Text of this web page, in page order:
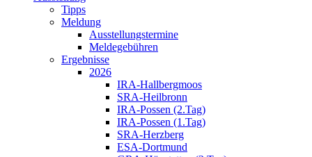
Tipps
Meldung
Ausstellungstermine
Meldegebühren
Ergebnisse
2026
IRA-Hallbergmoos
SRA-Heilbronn
IRA-Possen (2.Tag)
IRA-Possen (1.Tag)
SRA-Herzberg
ESA-Dortmund